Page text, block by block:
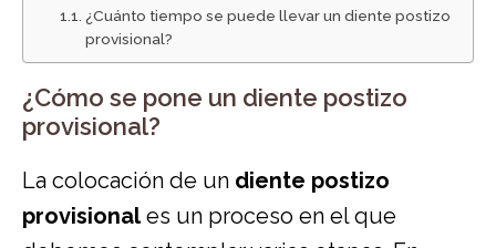
¿Cuánto tiempo se puede llevar un diente postizo
provisional?
¿Cómo se pone un diente postizo
provisional?
La colocación de un diente postizo
provisionales un proceso en el que